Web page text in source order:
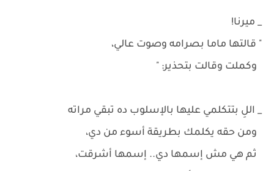
_ ميرنا!
" قالتها ماما بصرامه وصوت عالي،
وكملت وقالت بتحذير: "
_ اللِ بتتكلمي عليها بالإسلوب ده تبقي مراته
ومن حقه يكلمك بطريقة أسوء من دي،
ثم هي مش إسمها دي.. إسمها أشرقت،